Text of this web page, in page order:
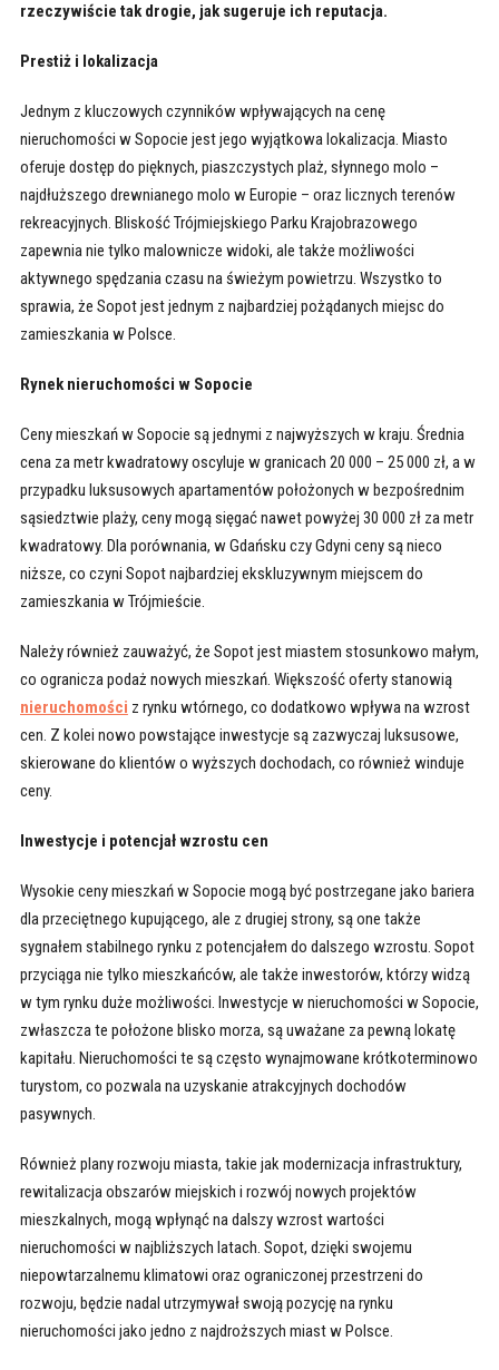
rzeczywiście tak drogie, jak sugeruje ich reputacja.
Prestiż i lokalizacja
Jednym z kluczowych czynników wpływających na cenę
nieruchomości w Sopocie jest jego wyjątkowa lokalizacja. Miasto
oferuje dostęp do pięknych, piaszczystych plaż, słynnego molo –
najdłuższego drewnianego molo w Europie – oraz licznych terenów
rekreacyjnych. Bliskość Trójmiejskiego Parku Krajobrazowego
zapewnia nie tylko malownicze widoki, ale także możliwości
aktywnego spędzania czasu na świeżym powietrzu. Wszystko to
sprawia, że Sopot jest jednym z najbardziej pożądanych miejsc do
zamieszkania w Polsce.
Rynek nieruchomości w Sopocie
Ceny mieszkań w Sopocie są jednymi z najwyższych w kraju. Średnia
cena za metr kwadratowy oscyluje w granicach 20 000 – 25 000 zł, a w
przypadku luksusowych apartamentów położonych w bezpośrednim
sąsiedztwie plaży, ceny mogą sięgać nawet powyżej 30 000 zł za metr
kwadratowy. Dla porównania, w Gdańsku czy Gdyni ceny są nieco
niższe, co czyni Sopot najbardziej ekskluzywnym miejscem do
zamieszkania w Trójmieście.
Należy również zauważyć, że Sopot jest miastem stosunkowo małym,
co ogranicza podaż nowych mieszkań. Większość oferty stanowią
nieruchomości z rynku wtórnego, co dodatkowo wpływa na wzrost
cen. Z kolei nowo powstające inwestycje są zazwyczaj luksusowe,
skierowane do klientów o wyższych dochodach, co również winduje
ceny.
Inwestycje i potencjał wzrostu cen
Wysokie ceny mieszkań w Sopocie mogą być postrzegane jako bariera
dla przeciętnego kupującego, ale z drugiej strony, są one także
sygnałem stabilnego rynku z potencjałem do dalszego wzrostu. Sopot
przyciąga nie tylko mieszkańców, ale także inwestorów, którzy widzą
w tym rynku duże możliwości. Inwestycje w nieruchomości w Sopocie,
zwłaszcza te położone blisko morza, są uważane za pewną lokatę
kapitału. Nieruchomości te są często wynajmowane krótkoterminowo
turystom, co pozwala na uzyskanie atrakcyjnych dochodów
pasywnych.
Również plany rozwoju miasta, takie jak modernizacja infrastruktury,
rewitalizacja obszarów miejskich i rozwój nowych projektów
mieszkalnych, mogą wpłynąć na dalszy wzrost wartości
nieruchomości w najbliższych latach. Sopot, dzięki swojemu
niepowtarzalnemu klimatowi oraz ograniczonej przestrzeni do
rozwoju, będzie nadal utrzymywał swoją pozycję na rynku
nieruchomości jako jedno z najdroższych miast w Polsce.